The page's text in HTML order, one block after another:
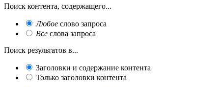
Поиск контента, содержащего...
Любое слово запроса
Все слова запроса
Поиск результатов в...
Заголовки и содержание контента
Только заголовки контента